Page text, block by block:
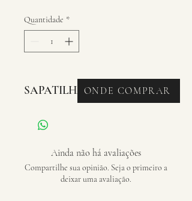
Quantidade *
SAPATILHAS - MTB
Ainda não há avaliações
Compartilhe sua opinião. Seja o primeiro a
deixar uma avaliação.
ONDE COMPRAR